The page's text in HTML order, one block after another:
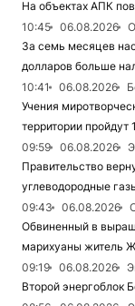
На объектах АПК
10:45
06.08.2026
За семь месяцев
долларов больше
10:41
06.08.2026
Учения
территории пройдут
09:59
06.08.2026
Правительство
углеводородные
09:43
06.08.2026
Обвиненный в
марихуаны житель
09:19
06.08.2026
Второй энергоблок